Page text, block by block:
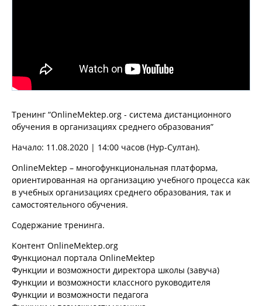
Тренинг “OnlineMektep.org - cистема дистанционного
обучения в организациях среднего образования”
Начало: 11.08.2020 | 14:00 часов (Нур-Cултан).
OnlineMektep – многофункциональная платформа,
ориентированная на организацию учебного процесса как
в учебных организациях среднего образования, так и
самостоятельного обучения.
Содержание тренинга.
Контент OnlineMektep.org
Функционал портала OnlineMektep
Функции и возможности директора школы (завуча)
Функции и возможности классного руководителя
Функции и возможности педагога